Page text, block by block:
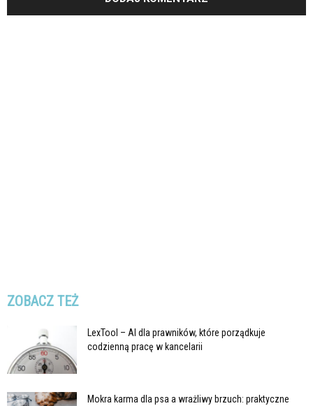
ZOBACZ TEŻ
LexTool – AI dla prawników, które porządkuje
codzienną pracę w kancelarii
Mokra karma dla psa a wrażliwy brzuch: praktyczne